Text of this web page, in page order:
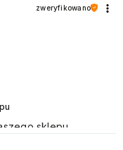
dziękujemy raz
zobaczenia!
sklepu.
zweryfikowano